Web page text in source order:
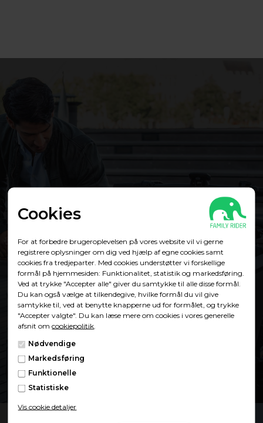
Cookies
For at forbedre brugeroplevelsen på vores website vil vi gerne
registrere oplysninger om dig ved hjælp af egne cookies samt
cookies fra tredjeparter. Med cookies understøtter vi forskellige
formål på hjemmesiden: Funktionalitet, statistik og markedsføring.
Ved at trykke "Accepter alle" giver du samtykke til alle disse formål.
Du kan også vælge at tilkendegive, hvilke formål du vil give
samtykke til, ved at benytte knapperne ud for formålet, og trykke
"Accepter valgte". Du kan læse mere om cookies i vores generelle
afsnit omcookiepolitik
Nødvendige
Markedsføring
Funktionelle
Statistiske
Vis cookie detaljer
Showroom